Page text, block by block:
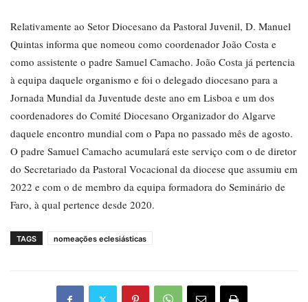
Relativamente ao Setor Diocesano da Pastoral Juvenil, D. Manuel
Quintas informa que nomeou como coordenador João Costa e
como assistente o padre Samuel Camacho. João Costa já pertencia
à equipa daquele organismo e foi o delegado diocesano para a
Jornada Mundial da Juventude deste ano em Lisboa e um dos
coordenadores do Comité Diocesano Organizador do Algarve
daquele encontro mundial com o Papa no passado mês de agosto.
O padre Samuel Camacho acumulará este serviço com o de diretor
do Secretariado da Pastoral Vocacional da diocese que assumiu em
2022 e com o de membro da equipa formadora do Seminário de
Faro, à qual pertence desde 2020.
TAGS nomeações eclesiásticas